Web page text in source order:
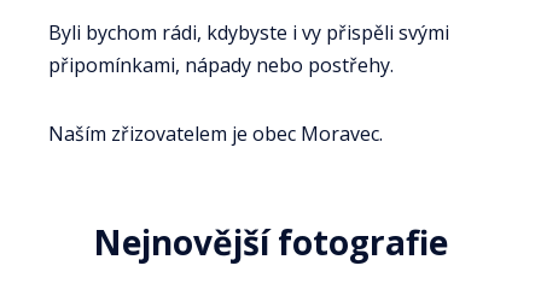
Byli bychom rádi, kdybyste i vy přispěli svými
připomínkami, nápady nebo postřehy.
Naším zřizovatelem je obec Moravec.
Nejnovější fotografie